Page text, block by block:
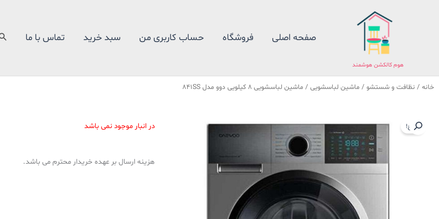
هوم کالکشن هوشمند
صفحه اصلی فروشگاه حساب کاربری من سبد خرید تماس با ما
خانه / نظافت و شستشو / ماشین لباسشویی / ماشین لباسشویی 8 کیلویی دوو مدل 841SS
حراج! در انبار موجود نمی باشد
هزینه ارسال بر عهده خریدار محترم می باشد.